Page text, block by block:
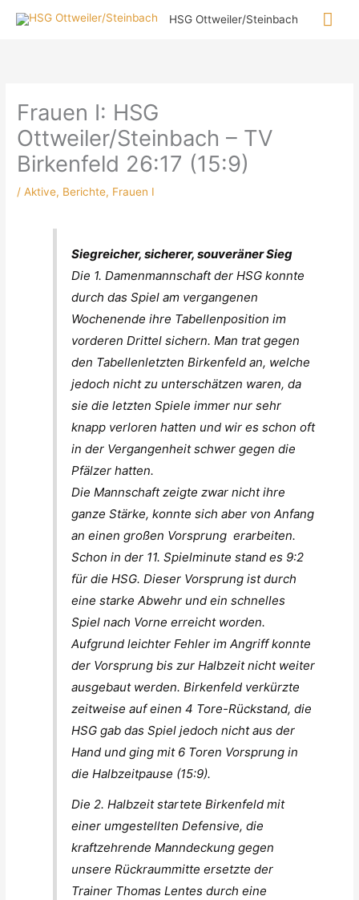
Inhalt
HSG Ottweiler/Steinbach
Frauen I: HSG
Ottweiler/Steinbach – TV
Birkenfeld 26:17 (15:9)
/Aktive, Berichte, Frauen I
Siegreicher, sicherer, souveräner Sieg
Die 1. Damenmannschaft der HSG konnte
durch das Spiel am vergangenen
Wochenende ihre Tabellenposition im
vorderen Drittel sichern. Man trat gegen
den Tabellenletzten Birkenfeld an, welche
jedoch nicht zu unterschätzen waren, da
sie die letzten Spiele immer nur sehr
knapp verloren hatten und wir es schon oft
in der Vergangenheit schwer gegen die
Pfälzer hatten.
Die Mannschaft zeigte zwar nicht ihre
ganze Stärke, konnte sich aber von Anfang
an einen großen Vorsprung erarbeiten.
Schon in der 11. Spielminute stand es 9:2
für die HSG. Dieser Vorsprung ist durch
eine starke Abwehr und ein schnelles
Spiel nach Vorne erreicht worden.
Aufgrund leichter Fehler im Angriff konnte
der Vorsprung bis zur Halbzeit nicht weiter
ausgebaut werden. Birkenfeld verkürzte
zeitweise auf einen 4 Tore-Rückstand, die
HSG gab das Spiel jedoch nicht aus der
Hand und ging mit 6 Toren Vorsprung in
die Halbzeitpause (15:9).
Die 2. Halbzeit startete Birkenfeld mit
einer umgestellten Defensive, die
kraftzehrende Manndeckung gegen
unsere Rückraummitte ersetzte der
Trainer Thomas Lentes durch eine